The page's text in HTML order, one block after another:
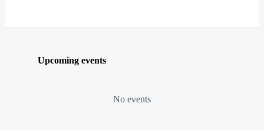
Upcoming events
No events